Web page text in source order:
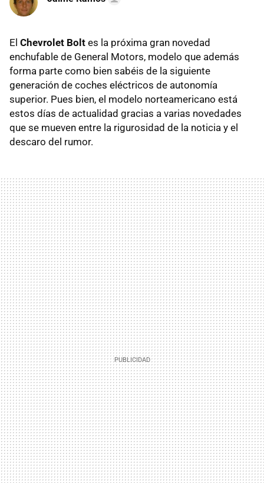
El Chevrolet Bolt es la próxima gran novedad
enchufable de General Motors, modelo que además
forma parte como bien sabéis de la siguiente
generación de coches eléctricos de autonomía
superior. Pues bien, el modelo norteamericano está
estos días de actualidad gracias a varias novedades
que se mueven entre la rigurosidad de la noticia y el
descaro del rumor.